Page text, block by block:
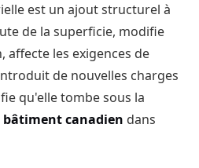
est un ajout structurel à
de la superficie, modifie
affecte les exigences de
de nouvelles charges
qu'elle tombe sous la
canadien dans